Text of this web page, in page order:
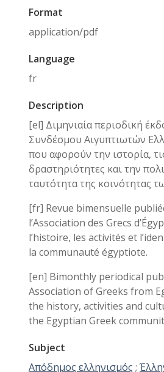
Format
application/pdf
Language
fr
Description
[el] Διμηνιαία περιοδική
Συνδέσμου Αιγυπτιωτών
που αφορούν την ιστορία,
δραστηριότητες και την
ταυτότητα της κοινότητας
[fr] Revue bimensuelle
l’Association des Grecs
l’histoire, les activités et
la communauté égyptiote.
[en] Bimonthly periodical
Association of Greeks from
the history, activities and
the Egyptian Greek
Subject
Απόδημος ελληνισμός ;